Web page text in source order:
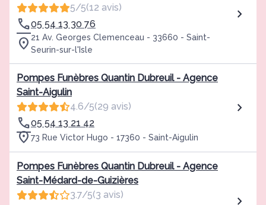
5/5(12 avis)
05 54 13 30 76
21 Av. Georges Clemenceau - 33660 - Saint-
Seurin-sur-l'Isle
Pompes Funèbres Quantin Dubreuil - Agence
Saint-Aigulin
4.6/5(29 avis)
05 54 13 21 42
73 Rue Victor Hugo - 17360 - Saint-Aigulin
Pompes Funèbres Quantin Dubreuil - Agence
Saint-Médard-de-Guizières
3.7/5(3 avis)